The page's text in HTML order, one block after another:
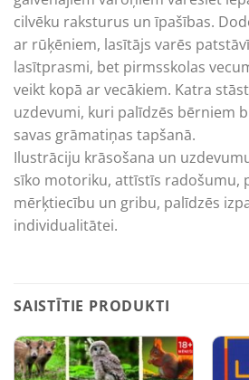
cilvēku raksturus un īpašības.
ar rūķēniem, lasītājs varēs
lasītprasmi, bet pirmsskolas
veikt kopā ar vecākiem. Katra
uzdevumi, kuri palīdzēs bērniem
savas grāmatiņas tapšanā.
Ilustrāciju krāsošana un
sīko motoriku, attīstīs radošumu,
mērķtiecību un gribu, palīdzēs
individualitātei.
SAISTĪTIE PRODUKTI